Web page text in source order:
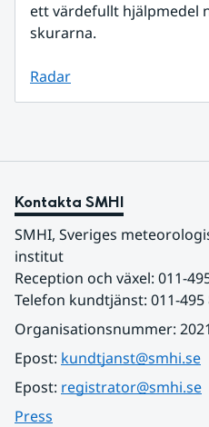
ett värdefullt hjälpmedel
skurarna.
Radar
Kontakta SMHI
SMHI, Sveriges
institut
Reception och växel: 011-
Telefon kundtjänst: 011-495
Organisationsnummer:
Epost: kundtjanst@smhi.se
Epost: registrator@smhi.se
Press